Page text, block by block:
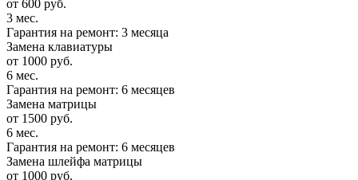
от 600 руб.
3 мес.
Гарантия на ремонт: 3 месяца
Замена клавиатуры
от 1000 руб.
6 мес.
Гарантия на ремонт: 6 месяцев
Замена матрицы
от 1500 руб.
6 мес.
Гарантия на ремонт: 6 месяцев
Замена шлейфа матрицы
от 1000 руб.